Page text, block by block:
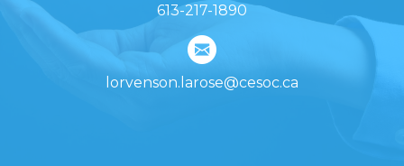
613-217-1890
lorvenson.larose@cesoc.ca